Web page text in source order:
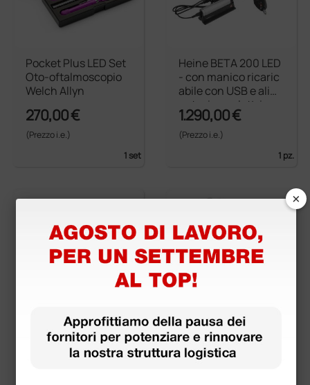
Pocket Plus LED Set
Oto-oftalmoscopio
Welch Allyn
270,00 €
(Prezzo i.e.)
1 set
Heine BETA 200 LED
- con manico ricaric
abile con USB e alim
entazione elettrica
1.290,00 €
(Prezzo i.e.)
1 pz.
plug-in oto-oftalmo
Visio 2000 F.O. Xeno
n alogeno - 3,5 V
Oto-oftalmo Heine L
ED , oto operativo e o
ftalmo Beta 200 LED
×